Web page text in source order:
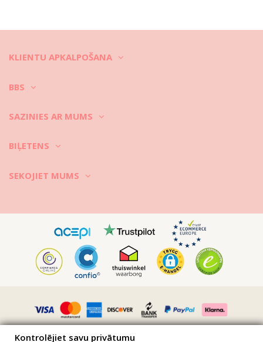
KLIENTU APKALPOŠANA
BBS
SAZINIES AR MUMS
BIĻETENS
SEKOJIET MUMS
Kontrolējiet savu privātumu